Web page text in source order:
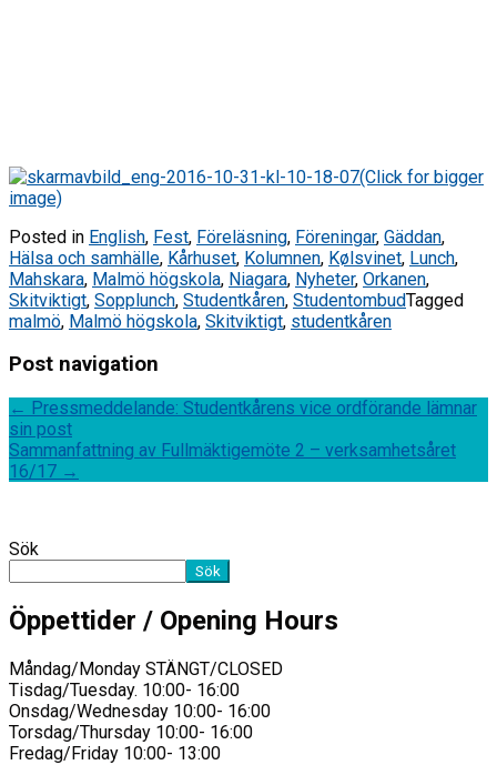
(Click for bigger
image)
Posted in English, Fest, Föreläsning, Föreningar, Gäddan,
Hälsa och samhälle, Kårhuset, Kolumnen, Kølsvinet, Lunch,
Mahskara, Malmö högskola, Niagara, Nyheter, Orkanen,
Skitviktigt, Sopplunch, Studentkåren, StudentombudTagged
malmö, Malmö högskola, Skitviktigt, studentkåren
Post navigation
← Pressmeddelande: Studentkårens vice ordförande lämnar
sin post
Sammanfattning av Fullmäktigemöte 2 – verksamhetsåret
16/17 →
Sök
Sök
Öppettider / Opening Hours
Måndag/Monday STÄNGT/CLOSED
Tisdag/Tuesday. 10:00- 16:00
Onsdag/Wednesday 10:00- 16:00
Torsdag/Thursday 10:00- 16:00
Fredag/Friday 10:00- 13:00